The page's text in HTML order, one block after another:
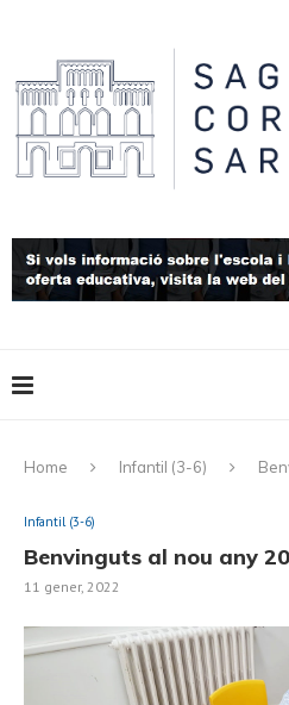
Home Infantil (3-6)
Infantil (3-6)
Benvinguts al nou any
11 gener, 2022